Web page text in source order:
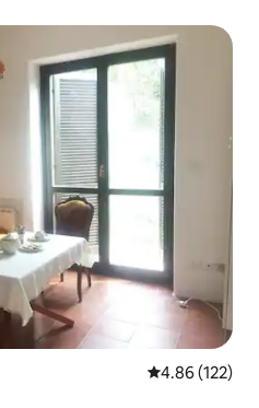
औसत रेटिंग 5 में से
4.86 (122)